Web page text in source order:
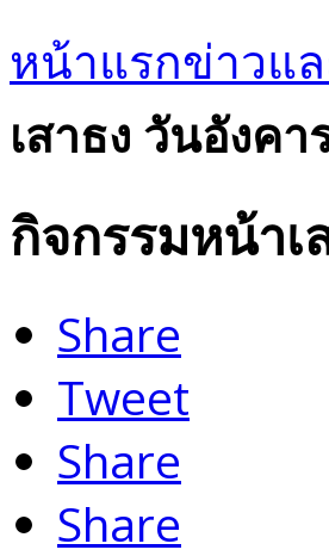
หน้าแรกข่าวแ
เสาธง วันอังค
กิจกรรมหน้าเ
Share
Tweet
Share
Share